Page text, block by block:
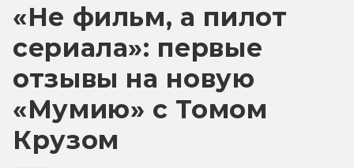
«Не фильм, а пилот
сериала»: первые
отзывы на новую
«Мумию» с Томом
Крузом